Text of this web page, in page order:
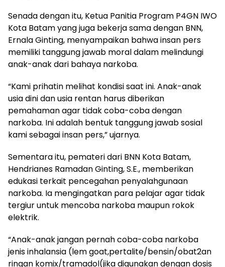
Senada dengan itu, Ketua Panitia Program P4GN IWO
Kota Batam yang juga bekerja sama dengan BNN,
Ernala Ginting, menyampaikan bahwa insan pers
memiliki tanggung jawab moral dalam melindungi
anak-anak dari bahaya narkoba.
“Kami prihatin melihat kondisi saat ini. Anak-anak
usia dini dan usia rentan harus diberikan
pemahaman agar tidak coba-coba dengan
narkoba. Ini adalah bentuk tanggung jawab sosial
kami sebagai insan pers,” ujarnya.
Sementara itu, pemateri dari BNN Kota Batam,
Hendrianes Ramadan Ginting, S.E., memberikan
edukasi terkait pencegahan penyalahgunaan
narkoba. Ia mengingatkan para pelajar agar tidak
tergiur untuk mencoba narkoba maupun rokok
elektrik.
“Anak-anak jangan pernah coba-coba narkoba
jenis inhalansia (lem goat,pertalite/bensin/obat2an
ringan komix/tramadol(jika digunakan dengan dosis